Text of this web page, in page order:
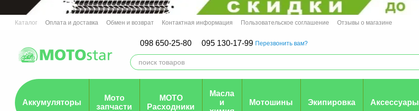
Перейти к основному контенту
Каталог Оплата и доставка Обмен и возврат Контактная информация Пользовательское соглашение
Отзывы о магазине
098 650-25-80 095 130-17-99 Перезвонить вам?
Аккумуляторы
Мото
запчасти
МОТО
Расходники
Масла
и
Мотошины Экипировка Аксессуары